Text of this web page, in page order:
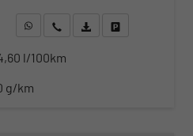
WhatsApp anfragen
Wir rufen Sie anFahrzeugexposé (PDF)
l/100km
g/km